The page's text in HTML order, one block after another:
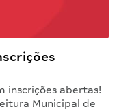
inscrições abertas!
Municipal de